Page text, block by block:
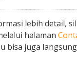
lebih detail,
halaman
bisa juga